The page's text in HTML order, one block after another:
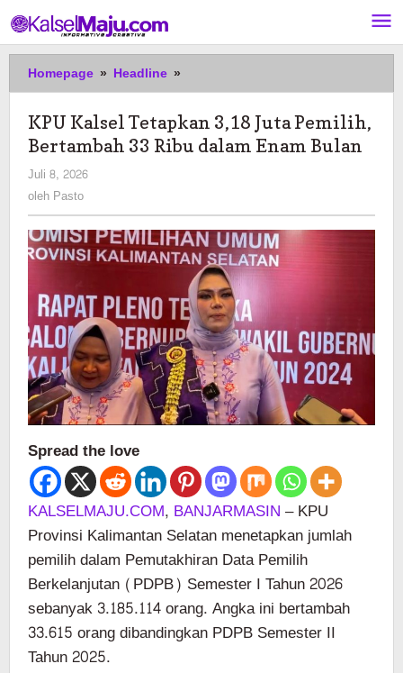
ke
konten
Homepage » Headline »
Kalsel
Tetapkan
3,18
Juta
Ribu
dalam
Enam
Bulan
KPU Kalsel Tetapkan 3,18 Juta Pemilih,
Bertambah 33 Ribu dalam Enam Bulan
Juli 8, 2026
oleh Pasto
Spread the love
KALSELMAJU.COM, BANJARMASIN– KPU
Provinsi Kalimantan Selatan menetapkan jumlah
pemilih dalam Pemutakhiran Data Pemilih
Berkelanjutan (PDPB) Semester I Tahun 2026
sebanyak 3.185.114 orang. Angka ini bertambah
33.615 orang dibandingkan PDPB Semester II
Tahun 2025.